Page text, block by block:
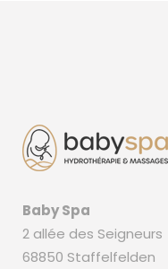
Baby Spa
2 allée des Seigneurs
68850 Staffelfelden